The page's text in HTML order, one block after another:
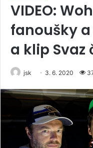
VIDEO:
fanoušky
a klip
jsk 3. 6. 2020